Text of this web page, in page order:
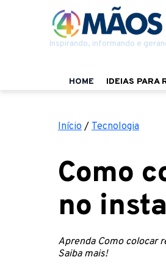
Inspirando, informando e
HOME IDEIAS PARA
Início / Tecnologia
Como
no
Aprenda Como colocar
Saiba mais!